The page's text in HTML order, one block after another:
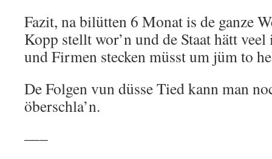
Fazit, na bilütten 6 Monat is de ganze
Kopp stellt wor’n und de Staat hätt
und Firmen stecken müsst um jüm to
De Folgen vun düsse Tied kann man
öberschla’n.
—–